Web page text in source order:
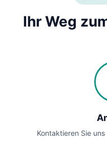
Ihr Weg
Kontaktieren Sie